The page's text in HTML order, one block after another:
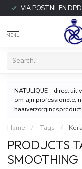
VIA POSTNL EN DPD
MENU
NATULIQUE – direct
om zijn professionele,
Home / Tags /
PRODUCTS
SMOOTHING